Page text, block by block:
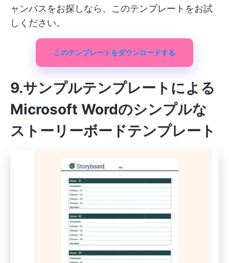
ャンバスをお探しなら、このテンプレートをお試
しください。
このテンプレートをダウンロードする
9.サンプルテンプレートによる
Microsoft Wordのシンプルな
ストーリーボードテンプレート